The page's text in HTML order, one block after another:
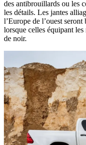
des antibrouillards ou les
les détails. Les jantes
l’Europe de l’ouest
lorsque celles équipant
de noir.